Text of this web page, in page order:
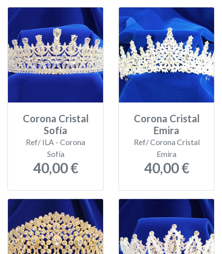
Corona Cristal
Sofía
Ref/ ILA - Corona
Sofía
40,00 €
Corona Cristal
Emira
Ref/ Corona Cristal
Emira
40,00 €